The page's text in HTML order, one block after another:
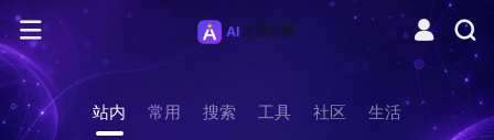
站内 常用 搜索 工具 社区 生活